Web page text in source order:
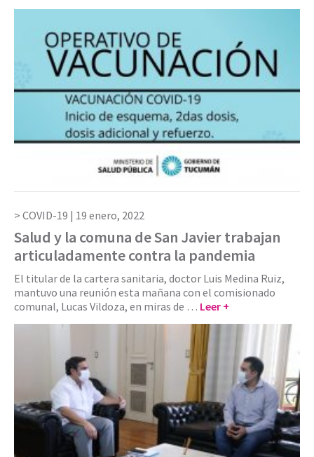
COVID-19 | 19 enero, 2022
Salud y la comuna de San Javier trabajan
articuladamente contra la pandemia
El titular de la cartera sanitaria, doctor Luis Medina Ruiz,
mantuvo una reunión esta mañana con el comisionado
comunal, Lucas Vildoza, en miras de … Leer +